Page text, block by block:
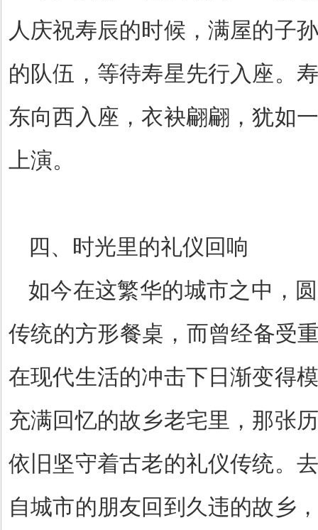
人庆祝寿辰的时候，满屋的子
的队伍，等待寿星先行入座。
东向西入座，衣袂翩翩，犹如
上演。
四、时光里的礼仪回响
如今在这繁华的城市之中，
传统的方形餐桌，而曾经备受
在现代生活的冲击下日渐变得
充满回忆的故乡老宅里，那张
依旧坚守着古老的礼仪传统。
自城市的朋友回到久违的故乡